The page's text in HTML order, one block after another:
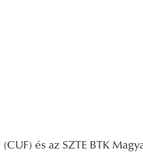
és az SZTE BTK